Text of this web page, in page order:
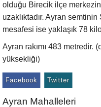
olduğu Birecik ilçe
uzaklıktadır. Ayran
mesafesi ise yaklaşık 78
Ayran rakımı 483 metredir.
yüksekliği)
Facebook Twitter
Ayran Mahalleleri